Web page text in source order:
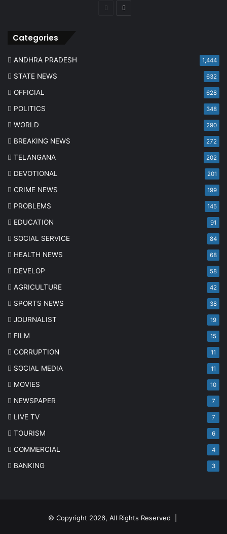
PreviousNext
Categories
ANDHRA PRADESH 1,444
STATE NEWS 632
OFFICIAL 628
POLITICS 348
WORLD 290
BREAKING NEWS 272
TELANGANA 202
DEVOTIONAL 201
CRIME NEWS 199
PROBLEMS 145
EDUCATION 91
SOCIAL SERVICE 84
HEALTH NEWS 68
DEVELOP 58
AGRICULTURE 42
SPORTS NEWS 38
JOURNALIST 19
FILM 15
CORRUPTION 11
SOCIAL MEDIA 11
MOVIES 10
NEWSPAPER 7
LIVE TV 7
TOURISM 6
COMMERCIAL 4
BANKING 3
© Copyright 2026, All Rights Reserved |